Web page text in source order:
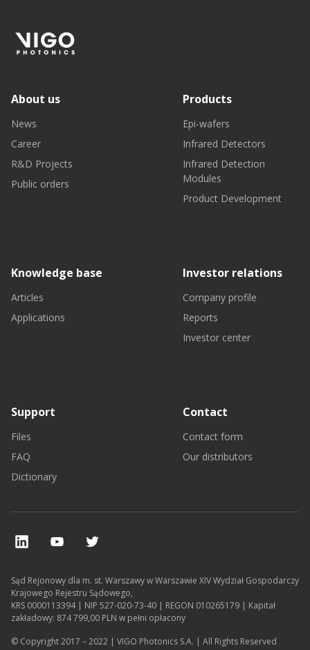
About us
News
Career
R&D Projects
Public orders
Products
Epi-wafers
Infrared Detectors
Infrared Detection
Modules
Product Development
Knowledge base
Articles
Applications
Investor relations
Company profile
Reports
Investor center
Support
Files
FAQ
Dictionary
Contact
Contact form
Our distributors
Sąd Rejonowy dla m. st. Warszawy w Warszawie XIV Wydział Gospodarczy
Krajowego Rejestru Sądowego,
KRS 0000113394 | NIP 527-020-73-40 | REGON 010265179 | Kapitał
zakładowy: 874 799,00 PLN w pełni opłacony
© Copyright 2017 – 2022 | VIGO Photonics S.A. | All Rights Reserved